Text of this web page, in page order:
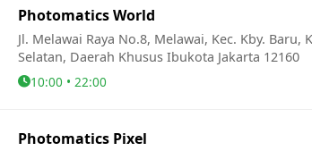
Photomatics World
Jl. Melawai Raya No.8, Melawai, Kec. Kby. Baru,
Selatan, Daerah Khusus Ibukota Jakarta 12160
10:00 • 22:00
Photomatics Pixel